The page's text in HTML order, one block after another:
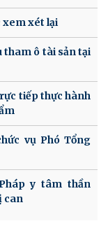
xem xét lại
tham ô tài sản tại
tiếp thực hành
vụ Phó Tổng
y tâm thần
can